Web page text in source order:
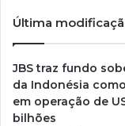
Última
JBS traz fundo
da Indonésia
em operação de
bilhões